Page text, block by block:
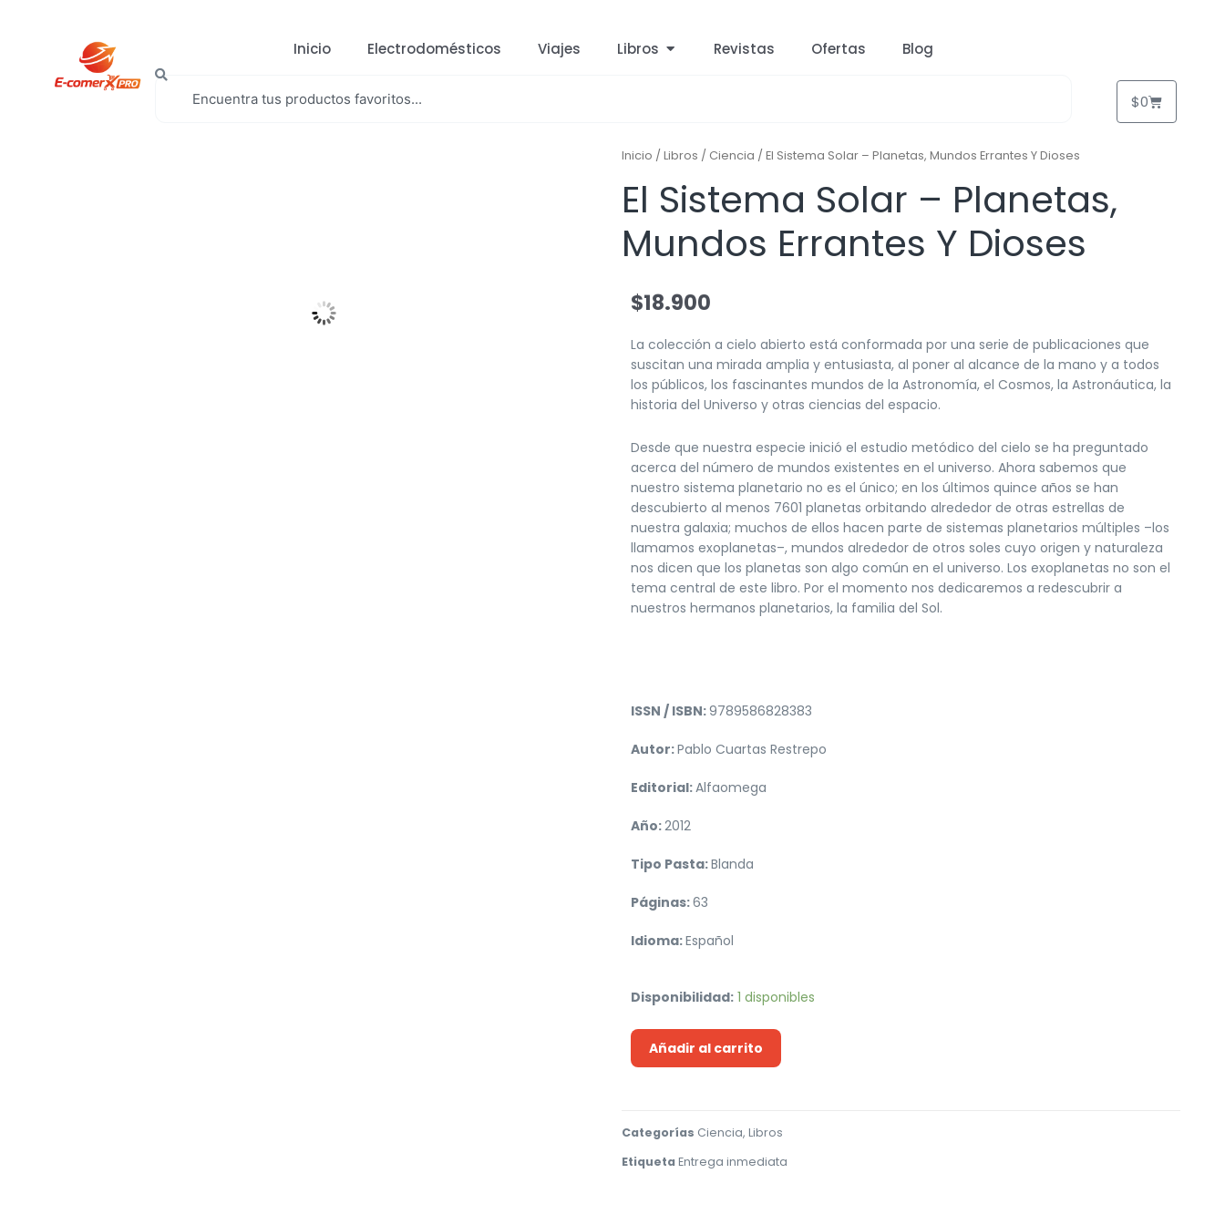
Inicio Electrodomésticos Viajes Libros Revistas Ofertas Blog
$0
Inicio /Libros / Ciencia / El Sistema Solar – Planetas, Mundos Errantes Y Dioses
El Sistema Solar – Planetas,
Mundos Errantes Y Dioses
$18.900
La colección a cielo abierto está conformada por una serie de publicaciones que
suscitan una mirada amplia y entusiasta, al poner al alcance de la mano y a todos
los públicos, los fascinantes mundos de la Astronomía, el Cosmos, la Astronáutica, la
historia del Universo y otras ciencias del espacio.
Desde que nuestra especie inició el estudio metódico del cielo se ha preguntado
acerca del número de mundos existentes en el universo. Ahora sabemos que
nuestro sistema planetario no es el único; en los últimos quince años se han
descubierto al menos 7601 planetas orbitando alrededor de otras estrellas de
nuestra galaxia; muchos de ellos hacen parte de sistemas planetarios múltiples –los
llamamos exoplanetas–, mundos alrededor de otros soles cuyo origen y naturaleza
nos dicen que los planetas son algo común en el universo. Los exoplanetas no son el
tema central de este libro. Por el momento nos dedicaremos a redescubrir a
nuestros hermanos planetarios, la familia del Sol.
ISSN / ISBN:9789586828383
Autor:Pablo Cuartas Restrepo
Editorial:Alfaomega
Año:2012
Tipo Pasta:Blanda
Páginas:63
Idioma:Español
Disponibilidad: 1 disponibles
Añadir al carrito
Categorías Ciencia, Libros
EtiquetaEntrega inmediata